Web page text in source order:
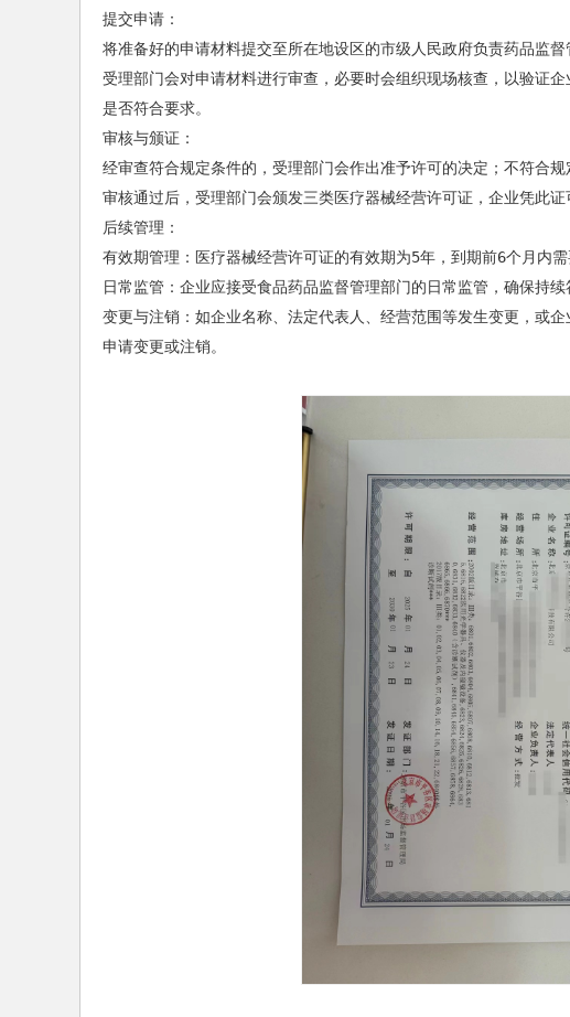
‌提交申请‌：
将准备好的申请材料提交至所在地设区的市级人民政府负责药品监督
受理部门会对申请材料进行审查，必要时会组织现场核查，以验证
是否符合要求‌。
‌审核与颁证‌：
经审查符合规定条件的，受理部门会作出准予许可的决定；不符合规
审核通过后，受理部门会颁发三类医疗器械经营许可证，企业凭此证
‌后续管理‌：
‌有效期管理‌：医疗器械经营许可证的有效期为5年，到期前6个月内需要办理续期手续‌。
‌日常监管‌：企业应接受食品药品监督管理部门的日常监管，确保持续符合经营许可条件‌。
‌变更与注销‌：如企业名称、法定代表人、经营范围等发生变更，或企业不再经营三类医疗器械，应及时向原发证部门
申请变更或注销‌。